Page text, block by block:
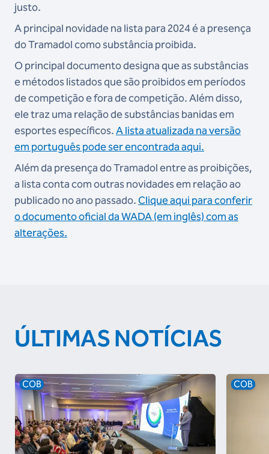
justo.
A principal novidade na lista para 2024 é a presença
do Tramadol como substância proibida.
O principal documento designa que as substâncias
e métodos listados que são proibidos em períodos
de competição e fora de competição. Além disso,
ele traz uma relação de substâncias banidas em
esportes específicos.A lista atualizada na versão
em português pode ser encontrada aqui.
Além da presença do Tramadol entre as proibições,
a lista conta com outras novidades em relação ao
publicado no ano passado. Clique aqui para conferir
o documento oficial da WADA (em inglês) com as
alterações.
ÚLTIMAS NOTÍCIAS
COB COB